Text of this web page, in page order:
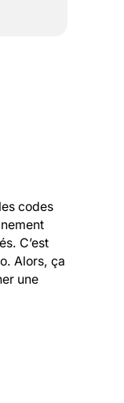
codes
C’est
Alors, ça
une